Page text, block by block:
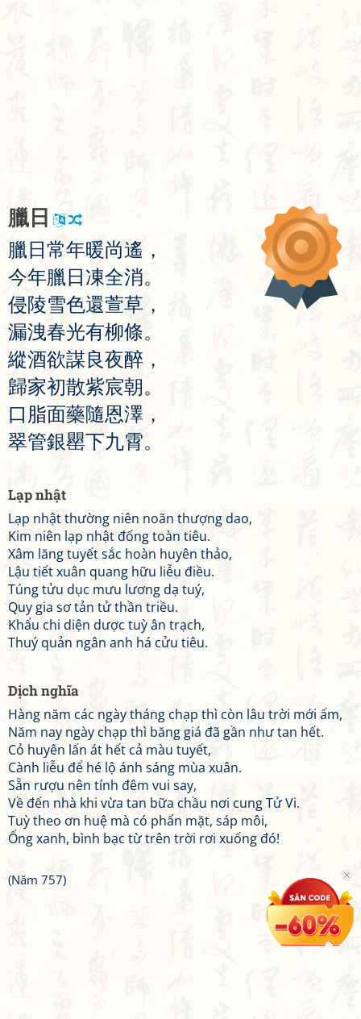
臘 日
臘 日 常年暖尚遙 ，
今年臘 日 凍全消。
侵陵雪色還萱草 ，
漏洩春光有柳條。
縱酒欲謀良夜醉 ，
歸家初散紫宸朝。
口 脂面藥隨恩澤 ，
翠管銀罌下九霄。
Lạp nhật
Lạp nhật thường niên noãn thượng dao,
Kim niên lạp nhật đống toàn tiêu.
Xâm lăng tuyết sắc hoàn huyên thảo,
Lậu tiết xuân quang hữu liễu điều.
Túng tửu dục mưu lương dạ tuý,
Quy gia sơ tản tử thần triều.
Khẩu chi diện dược tuỳ ân trạch,
Thuý quản ngân anh há cửu tiêu.
Dịch nghĩa
Hàng năm các ngày tháng chạp thì còn lâu trời mới ấm,
Năm nay ngày chạp thì băng giá đã gần như tan hết.
Cỏ huyên lấn át hết cả màu tuyết,
Cành liễu để hé lộ ánh sáng mùa xuân.
Sẵn rượu nên tính đêm vui say,
Về đến nhà khi vừa tan bữa chầu nơi cung Tử Vi.
Tuỳ theo ơn huệ mà có phấn mặt, sáp môi,
Ống xanh, bình bạc từ trên trời rơi xuống đó!
(Năm 757)